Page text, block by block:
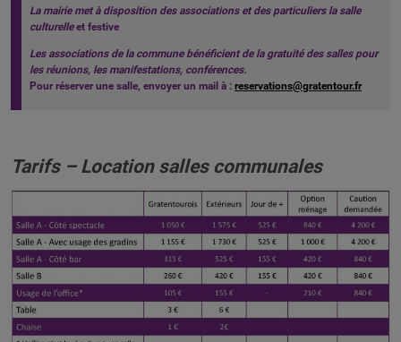
La mairie met à disposition des associations et des particuliers la salle
culturelleet festive
Les associations de la commune bénéficient de la gratuité des salles pour
les réunions, les manifestations, conférences.
Pour réserver une salle, envoyer un mail à : reservations@gratentour.fr
Tarifs – Location salles communales